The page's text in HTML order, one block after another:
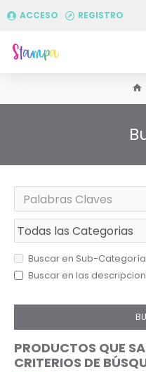
ACCESO REGISTRO
Buscar en Sub-
Buscar en las
PRODUCTOS QUE
CRITERIOS DE